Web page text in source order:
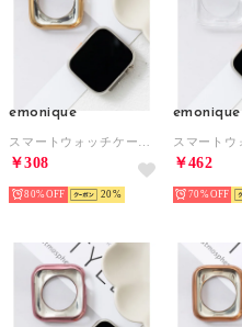
emonique
￥308
80% 20
emonique
￥462
70%